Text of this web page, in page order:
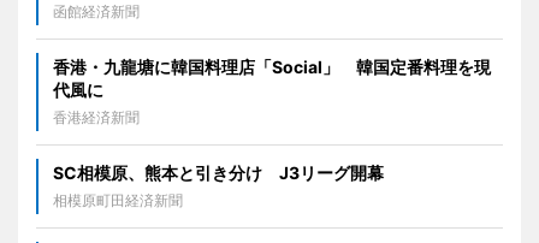
函館経済新聞
香港・九龍塘に韓国料理店「Social」 韓国定番料理を現
代風に
香港経済新聞
SC相模原、熊本と引き分け J3リーグ開幕
相模原町田経済新聞